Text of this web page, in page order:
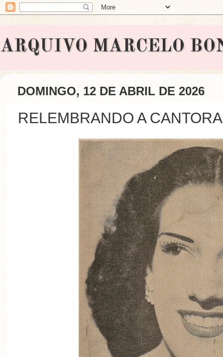
ARQUIVO MARCELO
DOMINGO, 12 DE ABRIL DE 2026
RELEMBRANDO A